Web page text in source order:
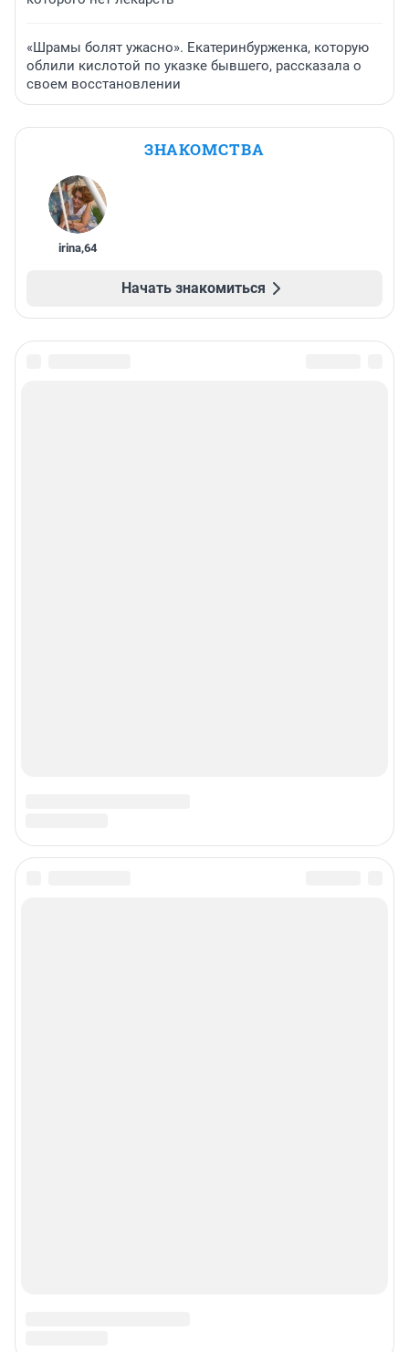
«Шрамы болят ужасно». Екатеринбурженка, которую
облили кислотой по указке бывшего, рассказала о
своем восстановлении
ЗНАКОМСТВА
irina,64
Начать знакомиться